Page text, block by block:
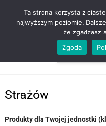
ZADZWOŃ
Strażów
Produkty dla Twojej jednostki
Ta strona korzysta z
najwyższym poziomie.
że zgadzasz
Zgoda